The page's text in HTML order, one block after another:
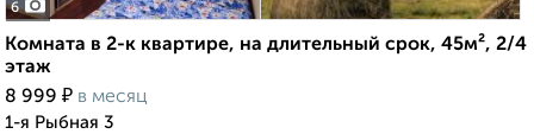
6
Комната в 2-к квартире, на длительный срок, 45м², 2/4
этаж
8 999 ₽ в месяц
1-я Рыбная 3